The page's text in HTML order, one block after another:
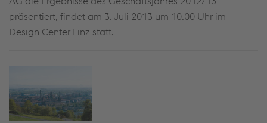
präsentiert, findet am 3. Juli 2013 um 10.00 Uhr im
Design Center Linz statt.